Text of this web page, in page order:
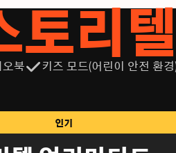
합니다. 블랙아웃. 등화관제입니
는 SF의 역사에 오래도록 남을 예
하며, 극적인 구조를 잘 살리는 작
도 즐겁고 이야기 자체는 말할 나
부하가 걸리고 있습니다. 총책임
을 쏟을 수가 없습니다. 이제 시간
토리텔
북 키즈 모드(어린이 안전 환경
인기